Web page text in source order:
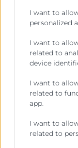
I want to
personalized
I want to
related to
device
I want to
related to
app.
I want to
related to
global, el fòrum
València amb la
empresarial
plataforma de
la cooperació
Recursos
Nota de
Paraules